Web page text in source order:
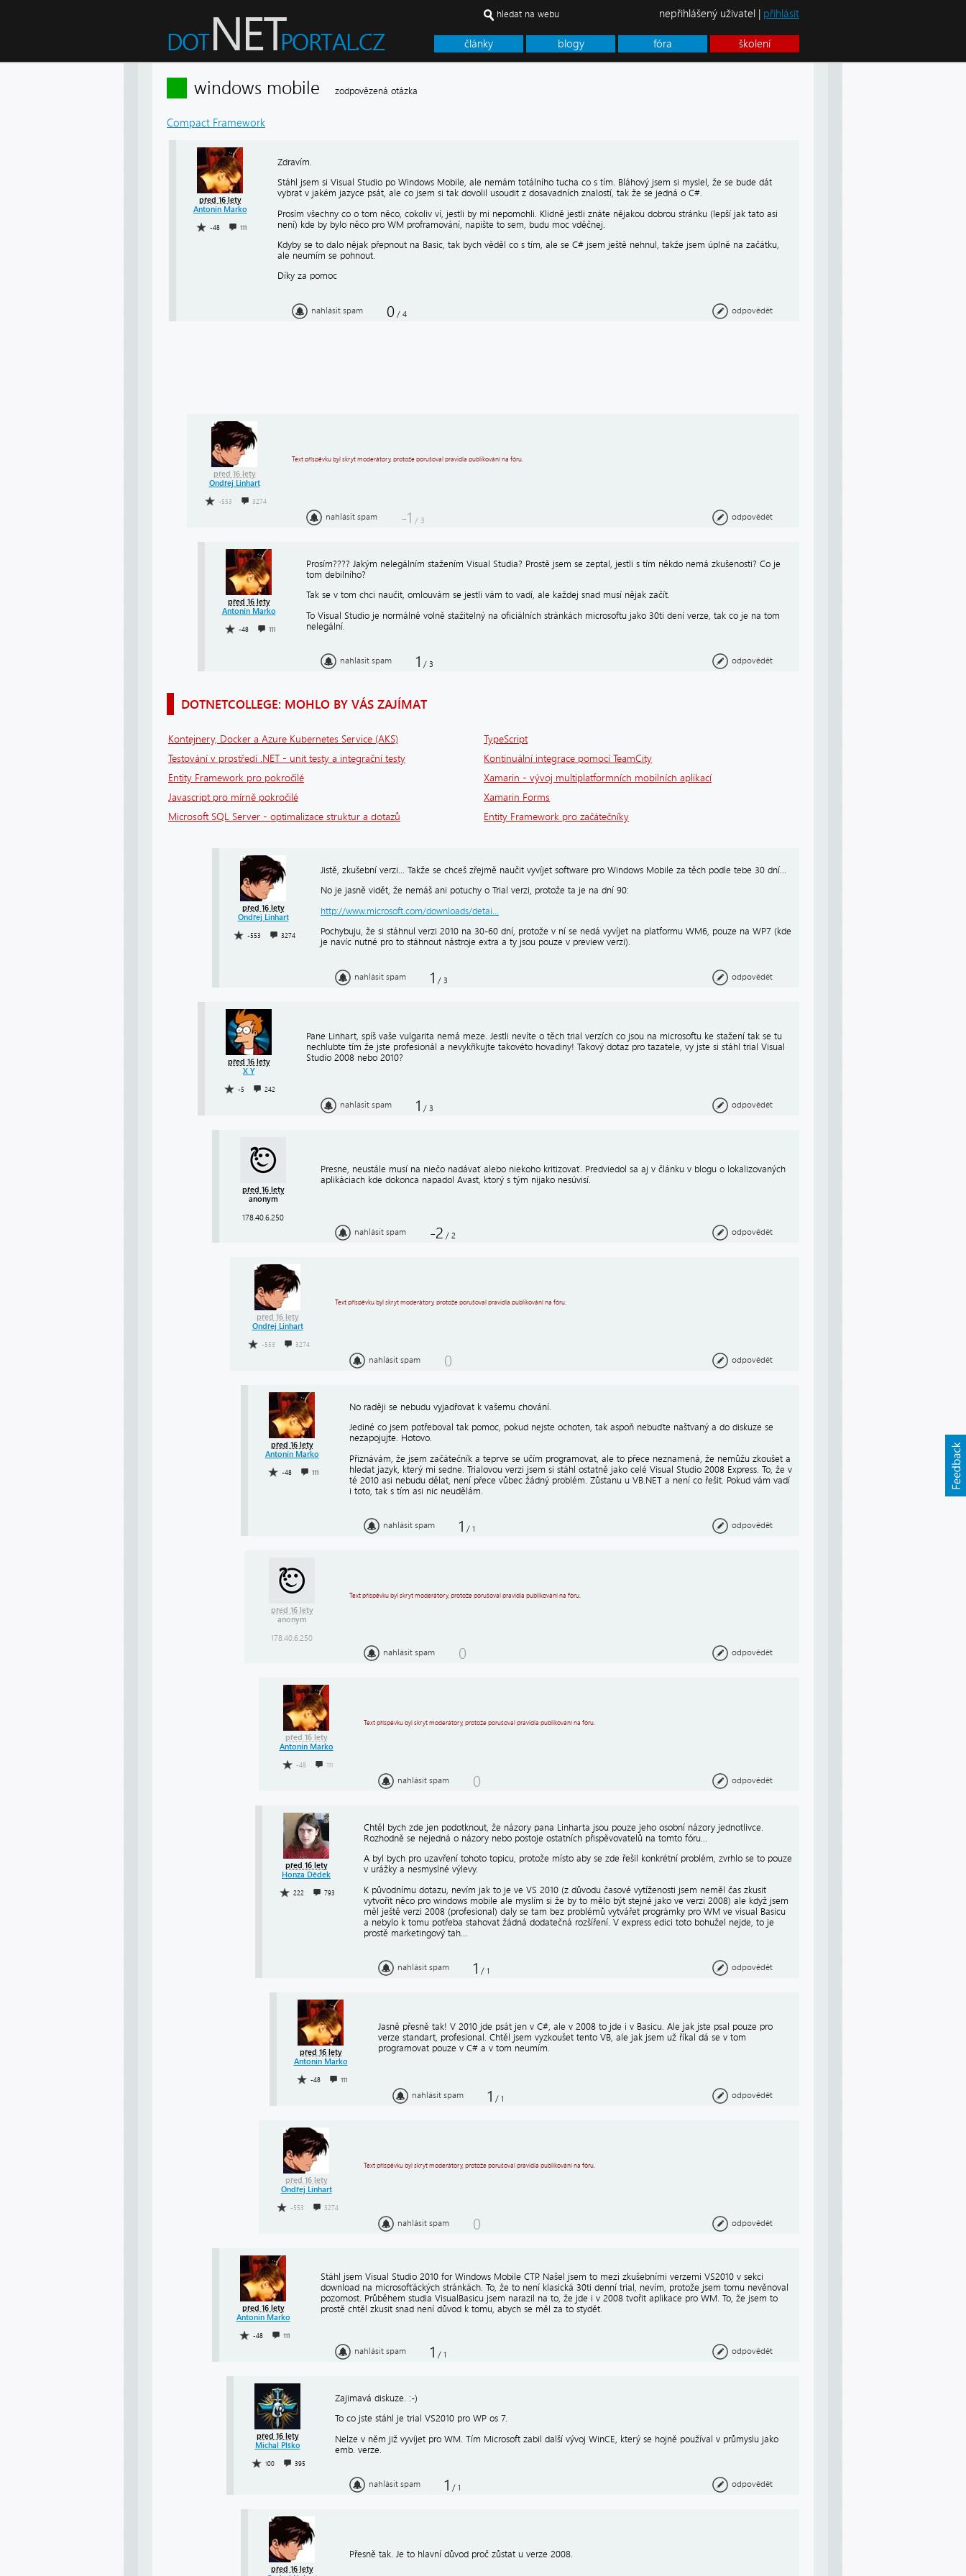
články blogy fóra školení
hledat na webu nepřihlášený uživatel | přihlásit
windows mobile zodpovězená otázka
Compact Framework
před 16 lety
Antonín Marko
-48 111
Zdravím.
Stáhl jsem si Visual Studio po Windows Mobile, ale nemám totálního tucha co s tím. Bláhový jsem si myslel, že se bude dát
vybrat v jakém jazyce psát, ale co jsem si tak dovolil usoudit z dosavadních znalostí, tak že se jedná o C#.
Prosím všechny co o tom něco, cokoliv ví, jestli by mi nepomohli. Klidně jestli znáte nějakou dobrou stránku (lepší jak tato asi
není) kde by bylo něco pro WM proframování, napište to sem, budu moc vděčnej.
Kdyby se to dalo nějak přepnout na Basic, tak bych věděl co s tím, ale se C# jsem ještě nehnul, takže jsem úplně na začátku,
ale neumím se pohnout.
Díky za pomoc
nahlásit spam 0 / 4 odpovědět
před 16 lety
Ondřej Linhart
-553 3274
Text příspěvku byl skryt moderátory, protože porušoval pravidla publikování na fóru.
nahlásit spam -1 / 3 odpovědět
před 16 lety
Antonín Marko
-48 111
Prosím???? Jakým nelegálním stažením Visual Studia? Prostě jsem se zeptal, jestli s tím někdo nemá zkušenosti? Co je
tom debilního?
Tak se v tom chci naučit, omlouvám se jestli vám to vadí, ale každej snad musí nějak začít.
To Visual Studio je normálně volně stažitelný na oficiálních stránkách microsoftu jako 30ti dení verze, tak co je na tom
nelegální.
nahlásit spam 1 / 3 odpovědět
DOTNETCOLLEGE: MOHLO BY VÁS ZAJÍMAT
Kontejnery, Docker a Azure Kubernetes Service (AKS)
TypeScript
Testování v prostředí .NET - unit testy a integrační testy
Kontinuální integrace pomocí TeamCity
Entity Framework pro pokročilé
Xamarin - vývoj multiplatformních mobilních aplikací
Javascript pro mírně pokročilé
Xamarin Forms
Microsoft SQL Server - optimalizace struktur a dotazů
Entity Framework pro začátečníky
před 16 lety
Ondřej Linhart
-553 3274
Jistě, zkušební verzi... Takže se chceš zřejmě naučit vyvíjet software pro Windows Mobile za těch podle tebe 30 dní...
No je jasně vidět, že nemáš ani potuchy o Trial verzi, protože ta je na dní 90:
http://www.microsoft.com/downloads/detai...
Pochybuju, že si stáhnul verzi 2010 na 30-60 dní, protože v ní se nedá vyvíjet na platformu WM6, pouze na WP7 (kde
je navíc nutné pro to stáhnout nástroje extra a ty jsou pouze v preview verzi).
nahlásit spam 1 / 3 odpovědět
před 16 lety
X Y
-5 242
Pane Linhart, spíš vaše vulgarita nemá meze. Jestli nevíte o těch trial verzích co jsou na microsoftu ke stažení tak se tu
nechlubte tím že jste profesionál a nevykřikujte takovéto hovadiny! Takový dotaz pro tazatele, vy jste si stáhl trial Visual
Studio 2008 nebo 2010?
nahlásit spam 1 / 3 odpovědět
před 16 lety
anonym
178.40.6.250
Presne, neustále musí na niečo nadávať alebo niekoho kritizovať. Predviedol sa aj v článku v blogu o lokalizovaných
aplikáciach kde dokonca napadol Avast, ktorý s tým nijako nesúvisí.
nahlásit spam -2 / 2 odpovědět
před 16 lety
Ondřej Linhart
-553 3274
Text příspěvku byl skryt moderátory, protože porušoval pravidla publikování na fóru.
nahlásit spam 0 odpovědět
před 16 lety
Antonín Marko
-48 111
No raději se nebudu vyjadřovat k vašemu chování.
Jediné co jsem potřeboval tak pomoc, pokud nejste ochoten, tak aspoň nebuďte naštvaný a do diskuze se
nezapojujte. Hotovo.
Přiznávám, že jsem začátečník a teprve se učím programovat, ale to přece neznamená, že nemůžu zkoušet a
hledat jazyk, který mi sedne. Trialovou verzi jsem si stáhl ostatně jako celé Visual Studio 2008 Express. To, že v
té 2010 asi nebudu dělat, není přece vůbec žádný problém. Zůstanu u VB.NET a není co řešit. Pokud vám vadí
i toto, tak s tím asi nic neudělám.
nahlásit spam 1 / 1 odpovědět
před 16 lety
anonym
178.40.6.250
Text příspěvku byl skryt moderátory, protože porušoval pravidla publikování na fóru.
nahlásit spam 0 odpovědět
před 16 lety
Antonín Marko
-48 111
Text příspěvku byl skryt moderátory, protože porušoval pravidla publikování na fóru.
nahlásit spam 0 odpovědět
před 16 lety
Honza Dědek
222 793
Chtěl bych zde jen podotknout, že názory pana Linharta jsou pouze jeho osobní názory jednotlivce.
Rozhodně se nejedná o názory nebo postoje ostatních přispěvovatelů na tomto fóru...
A byl bych pro uzavření tohoto topicu, protože místo aby se zde řešil konkrétní problém, zvrhlo se to pouze
v urážky a nesmyslné výlevy.
K původnímu dotazu, nevím jak to je ve VS 2010 (z důvodu časové vytíženosti jsem neměl čas zkusit
vytvořit něco pro windows mobile ale myslím si že by to mělo být stejné jako ve verzi 2008) ale když jsem
měl ještě verzi 2008 (profesional) daly se tam bez problémů vytvářet prográmky pro WM ve visual Basicu
a nebylo k tomu potřeba stahovat žádná dodatečná rozšíření. V express edici toto bohužel nejde, to je
prostě marketingový tah...
nahlásit spam 1 / 1 odpovědět
před 16 lety
Antonín Marko
-48 111
Jasně přesně tak! V 2010 jde psát jen v C#, ale v 2008 to jde i v Basicu. Ale jak jste psal pouze pro
verze standart, profesional. Chtěl jsem vyzkoušet tento VB, ale jak jsem už říkal dá se v tom
programovat pouze v C# a v tom neumím.
nahlásit spam 1 / 1 odpovědět
před 16 lety
Ondřej Linhart
-553 3274
Text příspěvku byl skryt moderátory, protože porušoval pravidla publikování na fóru.
nahlásit spam 0 odpovědět
před 16 lety
Antonín Marko
-48 111
Stáhl jsem Visual Studio 2010 for Windows Mobile CTP. Našel jsem to mezi zkušebními verzemi VS2010 v sekci
download na microsofťáckých stránkách. To, že to není klasická 30ti denní trial, nevím, protože jsem tomu nevěnoval
pozornost. Průběhem studia VisualBasicu jsem narazil na to, že jde i v 2008 tvořit aplikace pro WM. To, že jsem to
prostě chtěl zkusit snad není důvod k tomu, abych se měl za to stydět.
nahlásit spam 1 / 1 odpovědět
před 16 lety
Michal Plško
100 395
Zajimavá diskuze. :-)
To co jste stáhl je trial VS2010 pro WP os 7.
Nelze v něm již vyvíjet pro WM. Tím Microsoft zabil další vývoj WinCE, který se hojně používal v průmyslu jako
emb. verze.
nahlásit spam 1 / 1 odpovědět
před 16 lety
Přesně tak. Je to hlavní důvod proč zůstat u verze 2008.